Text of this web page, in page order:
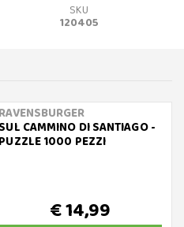
SKU
120405
RAVENSBURGER
SUL CAMMINO DI SANTIAGO -
PUZZLE 1000 PEZZI
€ 14,99